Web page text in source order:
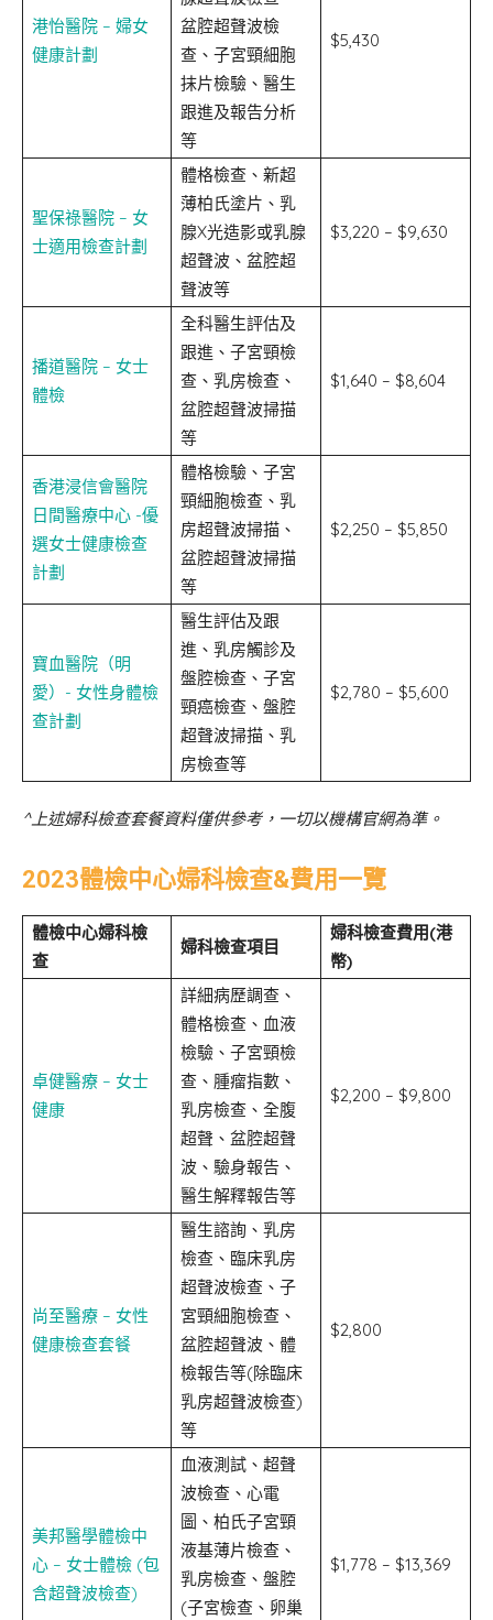
港怡醫院 – 婦女
健康計劃
盆腔超聲波檢
查、子宮頸細胞
抹片檢驗、醫生
跟進及報告分析
等
$5,430
聖保祿醫院 – 女
士適用檢查計劃
體格檢查、新超
薄柏氏塗片、乳
腺X光造影或乳腺
超聲波、盆腔超
聲波等
$3,220 – $9,630
播道醫院 – 女士
體檢
全科醫生評估及
跟進、子宮頸檢
查、乳房檢查、
盆腔超聲波掃描
等
$1,640 – $8,604
香港浸信會醫院
日間醫療中心 -優
選女士健康檢查
計劃
體格檢驗、子宮
頸細胞檢查、乳
房超聲波掃描、
盆腔超聲波掃描
等
$2,250 – $5,850
寶血醫院（明
愛）- 女性身體檢
查計劃
醫生評估及跟
進、乳房觸診及
盤腔檢查、子宮
頸癌檢查、盤腔
超聲波掃描、乳
房檢查等
$2,780 – $5,600
^上述婦科檢查套餐資料僅供參考，一切以機構官網為準。
2023體檢中心婦科檢查&費用一覽
體檢中心婦科檢
查
婦科檢查項目
婦科檢查費用(港
幣)
卓健醫療 – 女士
健康
詳細病歷調查、
體格檢查、血液
檢驗、子宮頸檢
查、腫瘤指數、
乳房檢查、全腹
超聲、盆腔超聲
波、驗身報告、
醫生解釋報告等
$2,200 – $9,800
尚至醫療 – 女性
健康檢查套餐
醫生諮詢、乳房
檢查、臨床乳房
超聲波檢查、子
宮頸細胞檢查、
盆腔超聲波、體
檢報告等(除臨床
乳房超聲波檢查)
等
$2,800
美邦醫學體檢中
心 – 女士體檢 (包
含超聲波檢查)
血液測試、超聲
波檢查、心電
圖、柏氏子宮頸
液基薄片檢查、
乳房檢查、盤腔
(子宮檢查、卵巢
$1,778 – $13,369